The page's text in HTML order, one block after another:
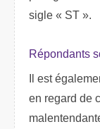
sigle « ST ».
Répondants
Il est
en regard de